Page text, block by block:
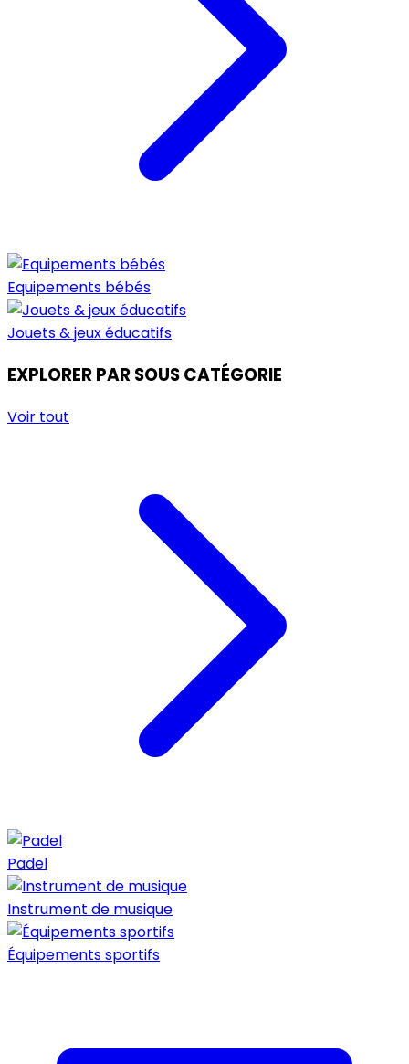
Equipements bébés
Jouets & jeux éducatifs
EXPLORER PAR SOUS CATÉGORIE
Voir tout
Padel
Instrument de musique
Équipements sportifs